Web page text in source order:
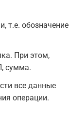
т.е. обозначение
При этом,
сумма.
все данные
операции.